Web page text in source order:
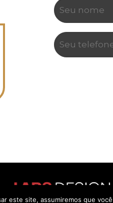
este site, assumiremos que